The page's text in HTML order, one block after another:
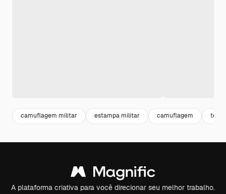
camuflagem militar estampa militar camuflagem
A plataforma criativa para você direcionar seu melhor trabalho.